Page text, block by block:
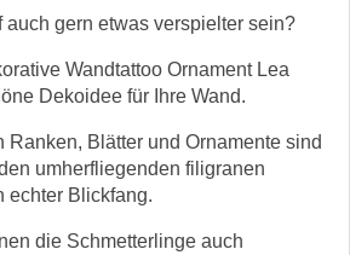
auch gern etwas verspielter sein?
Wandtattoo Ornament Lea
Dekoidee für Ihre Wand.
Ranken, Blätter und Ornamente sind
umherfliegenden filigranen
echter Blickfang.
die Schmetterlinge auch